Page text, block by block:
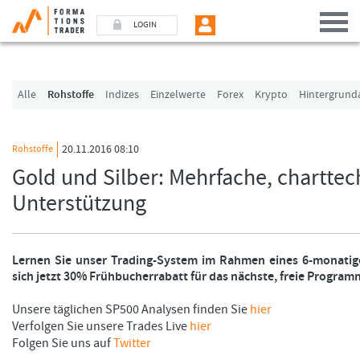
LOGIN
Alle Rohstoffe Indizes Einzelwerte Forex Krypto
Rohstoffe 20.11.2016 08:10
Gold und Silber: Mehrfache,
Unterstützung
Lernen Sie unser Trading-System im Rahmen eines 6-
sich jetzt 30% Frühbucherrabatt für das nächste, freie
Unsere täglichen SP500 Analysen finden Sie hier
Verfolgen Sie unsere Trades Live hier
Folgen Sie uns aufTwitter
Benutzer (E-Mail-Adresse in Kleinschrift)
Angemeldet bleiben
LOGIN
Passwort vergessen
Das Formationstrader Programm bietet unterschiedliche User-Pakete. Bitte
und finden Sie auf unserem Online-Shop das passende Angebot.